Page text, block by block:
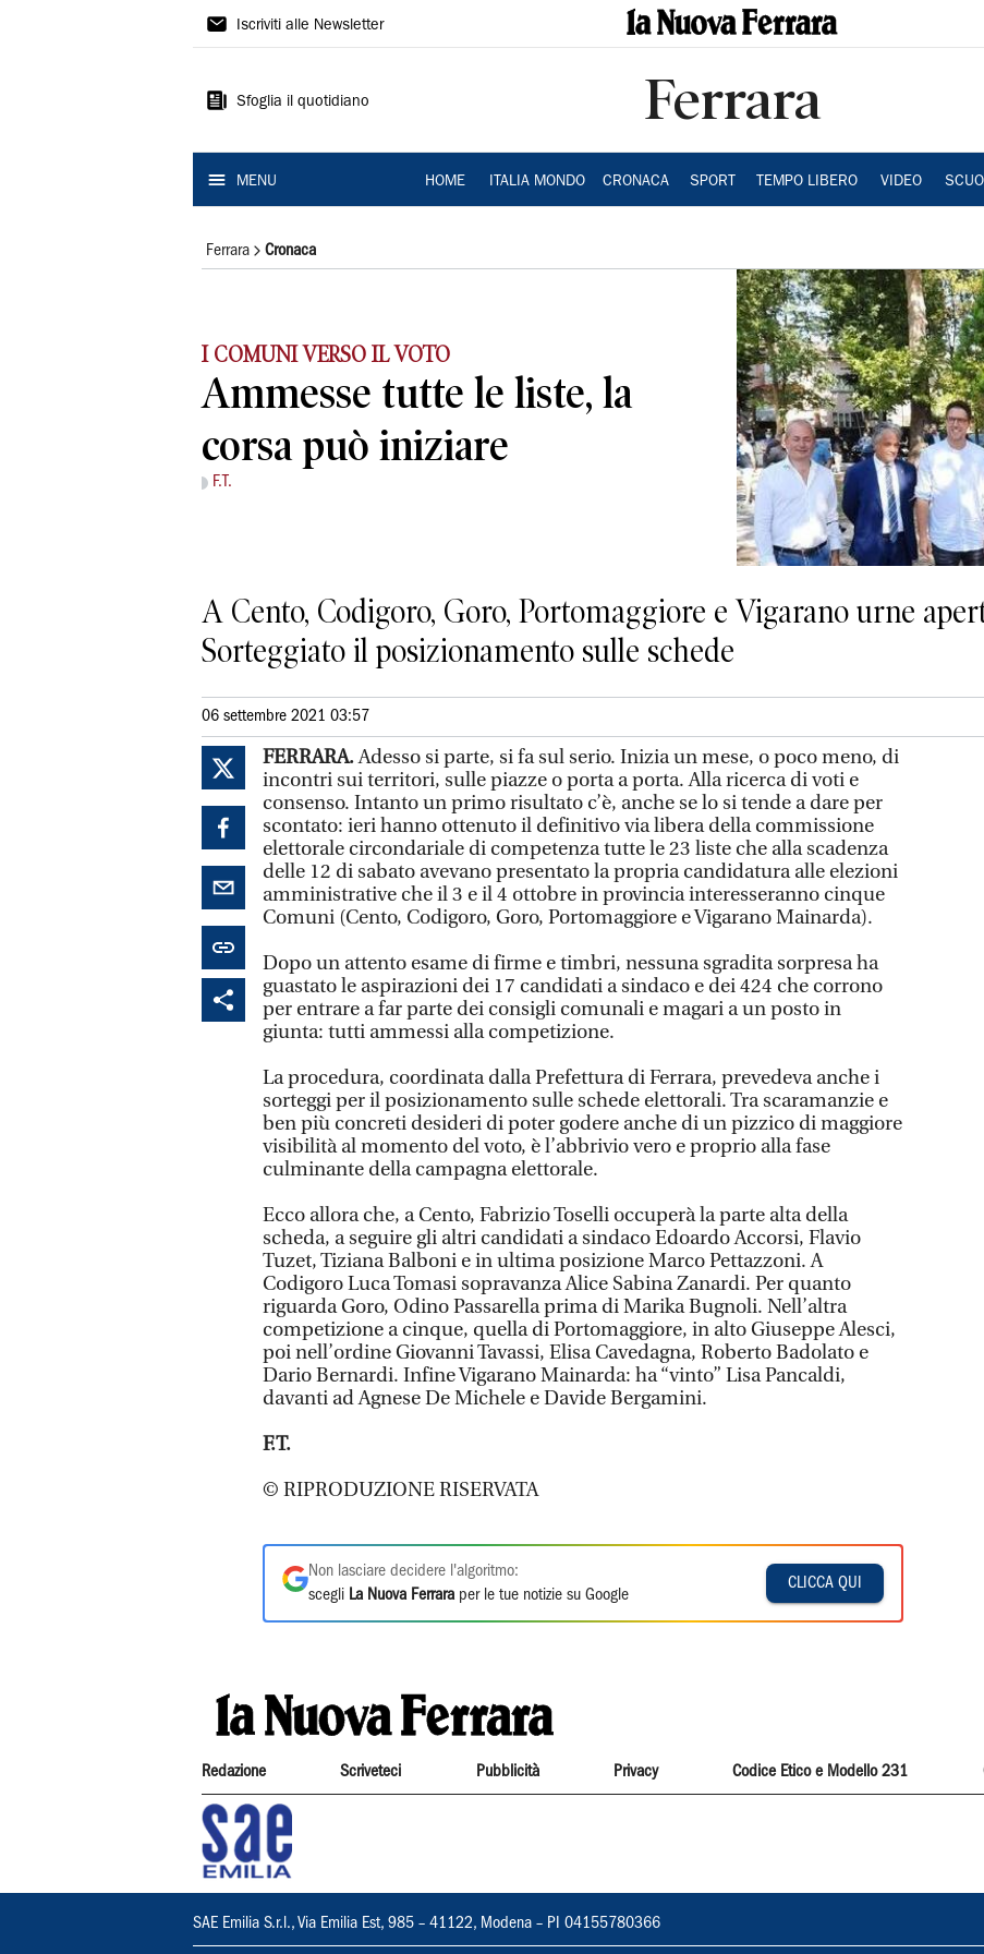
La
Ferrara
Iscriviti alle Newsletter
Sfoglia il quotidiano Ferrara
MENU HOME ITALIA MONDO CRONACA SPORT TEMPO LIBERO VIDEO
Ferrara Cronaca
I COMUNI VERSO IL VOTO
Ammesse tutte le liste, la
corsa può iniziare
F.T.
A Cento, Codigoro, Goro, Portomaggiore e Vigarano urne
Sorteggiato il posizionamento sulle schede
06 settembre 2021 03:57
FERRARA.Adesso si parte, si fa sul serio. Inizia un mese, o poco meno, di
incontri sui territori, sulle piazze o porta a porta. Alla ricerca di voti e
consenso. Intanto un primo risultato c’è, anche se lo si tende a dare per
scontato: ieri hanno ottenuto il definitivo via libera della commissione
elettorale circondariale di competenza tutte le 23 liste che alla scadenza
delle 12 di sabato avevano presentato la propria candidatura alle elezioni
amministrative che il 3 e il 4 ottobre in provincia interesseranno cinque
Comuni (Cento, Codigoro, Goro, Portomaggiore e Vigarano Mainarda).
Dopo un attento esame di firme e timbri, nessuna sgradita sorpresa ha
guastato le aspirazioni dei 17 candidati a sindaco e dei 424 che corrono
per entrare a far parte dei consigli comunali e magari a un posto in
giunta: tutti ammessi alla competizione.
La procedura, coordinata dalla Prefettura di Ferrara, prevedeva anche i
sorteggi per il posizionamento sulle schede elettorali. Tra scaramanzie e
ben più concreti desideri di poter godere anche di un pizzico di maggiore
visibilità al momento del voto, è l’abbrivio vero e proprio alla fase
culminante della campagna elettorale.
Ecco allora che, a Cento, Fabrizio Toselli occuperà la parte alta della
scheda, a seguire gli altri candidati a sindaco Edoardo Accorsi, Flavio
Tuzet, Tiziana Balboni e in ultima posizione Marco Pettazzoni. A
Codigoro Luca Tomasi sopravanza Alice Sabina Zanardi. Per quanto
riguarda Goro, Odino Passarella prima di Marika Bugnoli. Nell’altra
competizione a cinque, quella di Portomaggiore, in alto Giuseppe Alesci,
poi nell’ordine Giovanni Tavassi, Elisa Cavedagna, Roberto Badolato e
Dario Bernardi. Infine Vigarano Mainarda: ha “vinto” Lisa Pancaldi,
davanti ad Agnese De Michele e Davide Bergamini.
F.T.
© RIPRODUZIONE RISERVATA
Non lasciare decidere l'algoritmo:
scegli La Nuova Ferrara per le tue notizie su Google
CLICCA QUI
Redazione Scriveteci Pubblicità Privacy Codice Etico e Modello 231
SAE Emilia S.r.l., Via Emilia Est, 985 – 41122, Modena – PI 04155780366